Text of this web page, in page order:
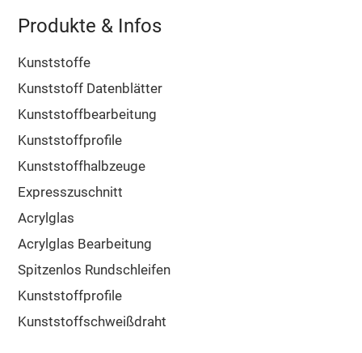
Produkte & Infos
Kunststoffe
Kunststoff Datenblätter
Kunststoffbearbeitung
Kunststoffprofile
Kunststoffhalbzeuge
Expresszuschnitt
Acrylglas
Acrylglas Bearbeitung
Spitzenlos Rundschleifen
Kunststoffprofile
Kunststoffschweißdraht